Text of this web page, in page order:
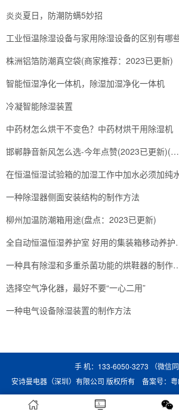
炎炎夏日，防潮防螨5妙招
工业恒温除湿设备与家用除湿设备的区别有哪
株洲铝箔防潮真空袋(商家推荐：2023已更新)
智能恒湿净化一体机，除湿加湿净化一体机
冷凝智能除湿装置
中药材怎么烘干不变色？中药材烘干用除湿机
邯郸静音新风怎么选-今年点赞(2023已更新)(今日／对比)
在恒温恒湿试验箱的加湿工作中加水必须加纯
一种除湿器侧面安装结构的制作方法
柳州加温防潮箱用途(盘点：2023已更新)
全自动恒温
一种具有除湿和多重杀
选择空气净化器，最好不要“一心二用”
一种电气设备除湿装置的制作方法
手 机：133-6050-3273 （微信同
安诗曼电器（深圳）有限公司 版权所有 备案号：